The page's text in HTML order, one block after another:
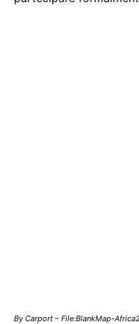
By Carport – File:BlankMap-